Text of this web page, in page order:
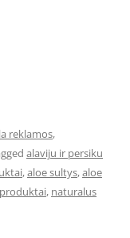
reklamos,
alaviju ir persiku
,aloe sultys,aloe
, naturalus